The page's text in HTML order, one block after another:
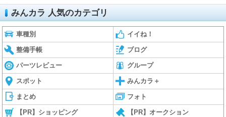
みんカラ 人気のカテゴリ
車種別 イイね！
整備手帳 ブログ
パーツレビュー グループ
スポット みんカラ＋
まとめ フォト
【PR】ショッピング 【PR】オークション